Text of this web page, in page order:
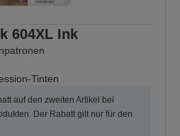
604XL Ink
Tinten
auf den zweiten Artikel bei
Der Rabatt gilt nur für den